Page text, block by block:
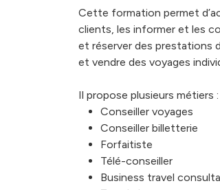
Cette formation permet
clients, les informer et les
et réserver des prestations
et vendre des voyages
Il propose plusieurs métiers :
Conseiller voyages
Conseiller billetterie
Forfaitiste
Télé-conseiller
Business travel